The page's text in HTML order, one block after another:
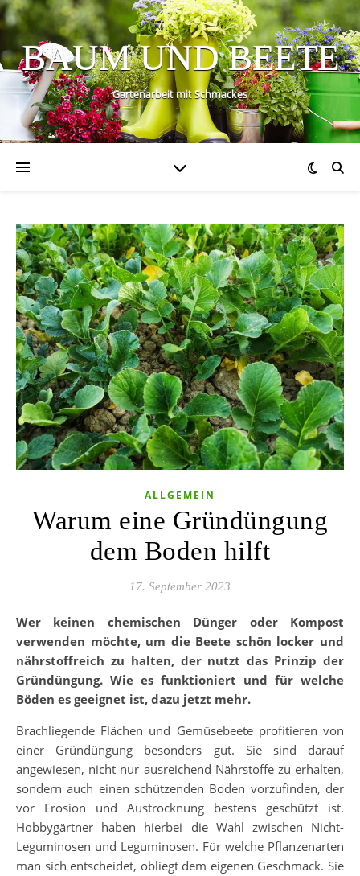
BAUM UND BEETE
Gartenarbeit mit Schmackes
ALLGEMEIN
Warum eine Gründüngung
dem Boden hilft
17. September 2023
Wer keinen chemischen Dünger oder Kompost
verwenden möchte, um die Beete schön locker und
nährstoffreich zu halten, der nutzt das Prinzip der
Gründüngung. Wie es funktioniert und für welche
Böden es geeignet ist, dazu jetzt mehr.
Brachliegende Flächen und Gemüsebeete profitieren von
einer Gründüngung besonders gut. Sie sind darauf
angewiesen, nicht nur ausreichend Nährstoffe zu erhalten,
sondern auch einen schützenden Boden vorzufinden, der
vor Erosion und Austrocknung bestens geschützt ist.
Hobbygärtner haben hierbei die Wahl zwischen Nicht-
Leguminosen und Leguminosen. Für welche Pflanzenarten
man sich entscheidet, obliegt dem eigenen Geschmack. Sie